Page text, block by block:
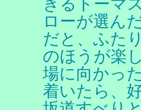
きるトーマ
ローが選ん
だと、ふた
のほうが楽
場に向かった
着いたら、